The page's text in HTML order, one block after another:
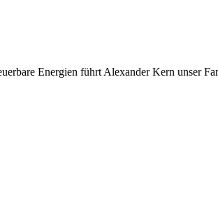
Energien führt Alexander Kern unser